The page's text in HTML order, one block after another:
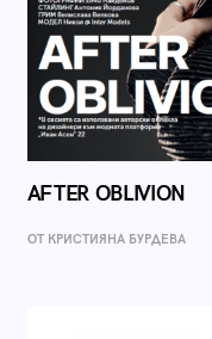
AFTER OBLIVION
ОТ КРИСТИЯНА БУРДЕВА